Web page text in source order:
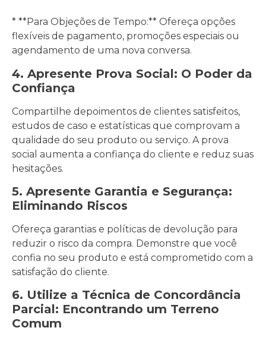
* **Para Objeções de Tempo:** Ofereça opções
flexíveis de pagamento, promoções especiais ou
agendamento de uma nova conversa.
4. Apresente Prova Social: O Poder da
Confiança
Compartilhe depoimentos de clientes satisfeitos,
estudos de caso e estatísticas que comprovam a
qualidade do seu produto ou serviço. A prova
social aumenta a confiança do cliente e reduz suas
hesitações.
5. Apresente Garantia e Segurança:
Eliminando Riscos
Ofereça garantias e políticas de devolução para
reduzir o risco da compra. Demonstre que você
confia no seu produto e está comprometido com a
satisfação do cliente.
6. Utilize a Técnica de Concordância
Parcial: Encontrando um Terreno
Comum